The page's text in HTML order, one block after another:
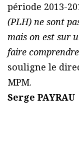
période 2013-
(PLH) ne sont
mais on est sur
faire
souligne le
MPM.
Serge PAYRAU